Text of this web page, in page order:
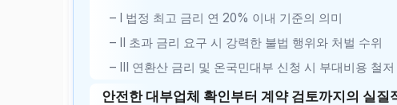
– I 법정 최고 금리 연 20% 이내 기준의 의미
– II 초과 금리 요구 시 강력한 불법 행위와 처벌 수위
– III 연환산 금리 및 온국민대부 신청 시 부대비용 철저
안전한 대부업체 확인부터 계약 검토까지의 실질